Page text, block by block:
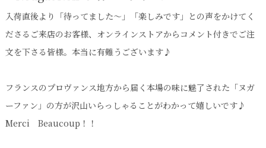
入荷直後より「待ってました～」「楽しみです」との声をかけてく
ださるご来店のお客様、オンラインストアからコメント付きでご注
文を下さる皆様。本当に有難うございます♪
フランスのプロヴァンス地方から届く本場の味に魅了された「ヌガ
ーファン」の方が沢山いらっしゃることがわかって嬉しいです♪
Merci Beaucoup！！